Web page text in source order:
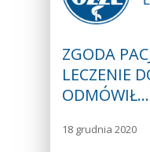
ZGODA
LECZENIE
ODMÓWIŁ…
18 grudnia 2020